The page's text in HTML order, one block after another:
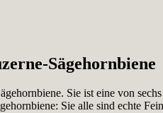
Sägehornbiene
Sie ist eine von
Sie alle sind echte